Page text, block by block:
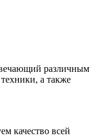
различным
а также
качество всей